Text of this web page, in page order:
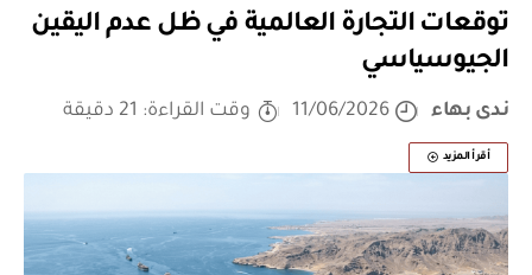
توقعات التجارة العالمية في ظل عدم اليقين
الجيوسياسي
ندى بهاء 11/06/2026 وقت القراءة: 21 دقيقة
أقرأ المزيد